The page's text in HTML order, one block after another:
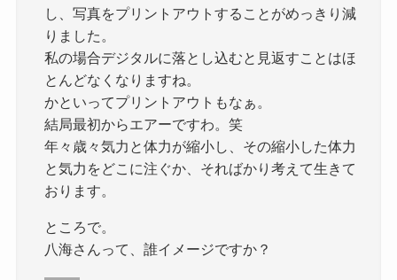
し、写真をプリントアウトすることがめっきり減
りました。
私の場合デジタルに落とし込むと見返すことはほ
とんどなくなりますね。
かといってプリントアウトもなぁ。
結局最初からエアーですわ。笑
年々歳々気力と体力が縮小し、その縮小した体力
と気力をどこに注ぐか、そればかり考えて生きて
おります。
ところで。
八海さんって、誰イメージですか？